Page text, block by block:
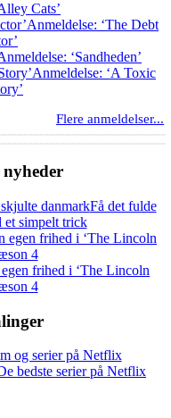
Cats’
Anmeldelse: ‘The Debt
‘Sandheden’
Anmeldelse: ‘A Toxic
Flere anmeldelser...
Få det fulde
simpelt trick
frihed i ‘The Lincoln
4
og serier på Netflix
bedste serier på Netflix